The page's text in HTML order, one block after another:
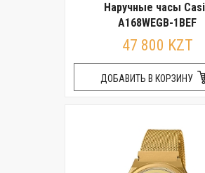
Наручные часы
A168WEGB-1BEF
47 800 KZT
ДОБАВИТЬ В КОРЗИНУ